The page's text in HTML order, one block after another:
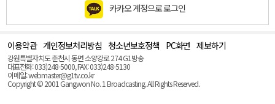
카카오 계정으로 로그인
이용약관 개인정보처리방침 청소년보호정책 PC화면 제보하기
강원특별자치도 춘천시 동면 소양강로 274 G1방송
대표전화: 033)248-5000, FAX: 033)248-5130
이메일: webmaster@g1tv.co.kr
Copyright © 2001 Gangwon No. 1 Broadcasting. All Rights Reserved.